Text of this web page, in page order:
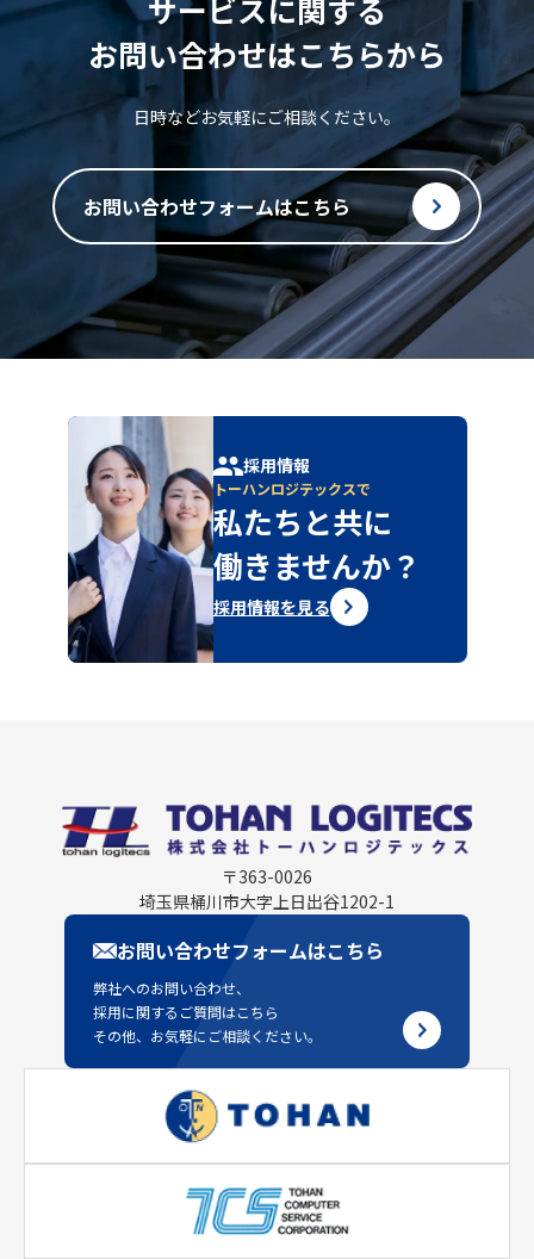
サービスに関する
お問い合わせはこちらから
日時などお気軽にご相談ください。
お問い合わせフォームはこちら
採用情報
トーハンロジテックスで
私たちと共に
働きませんか？
採用情報を見る
〒363-0026
埼玉県桶川市大字上日出谷1202-1
お問い合わせフォームはこちら
弊社へのお問い合わせ、
採用に関するご質問はこちら
その他、お気軽にご相談ください。